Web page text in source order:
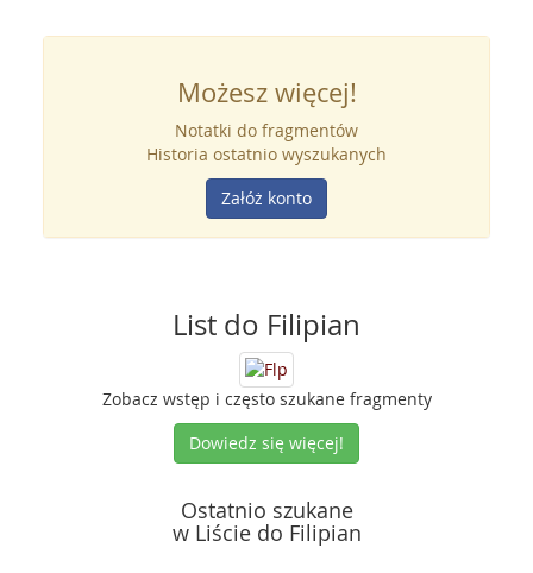
Możesz więcej!
Notatki do fragmentów
Historia ostatnio wyszukanych
Załóż konto
List do Filipian
Zobacz wstęp i często szukane fragmenty
Dowiedz się więcej!
Ostatnio szukane
w Liście do Filipian